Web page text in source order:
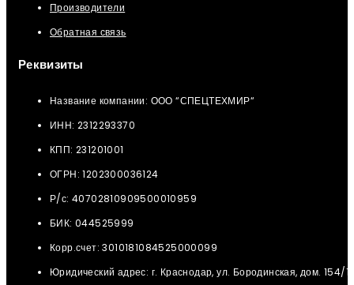
Производители
Обратная связь
Реквизиты
Название компании: ООО “СПЕЦТЕХМИР“
ИНН: 2312293370
КПП: 231201001
ОГРН: 1202300036124
Р/с: 40702810909500010959
БИК: 044525999
Корр.счет: 3010181084525000099
Юридический адрес: г. Краснодар, ул. Бородинская, дом. 154/